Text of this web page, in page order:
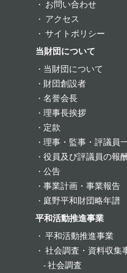
お問い合わせ
アクセス
サイトポリシー
当財団について
当財団について
財団創設者
名誉会長
理事長挨拶
定款
理事・監事・評議員
役員及び評議員の報
公告
事業計画・事業報告
庭野平和財団略年譜
平和活動推進事業
平和活動推進事業
社会調査・資料収集
社会調査